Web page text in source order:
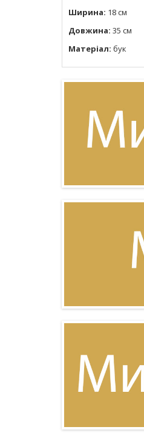
Ширина: 18 см
Довжина: 35 см
Матеріал: бук